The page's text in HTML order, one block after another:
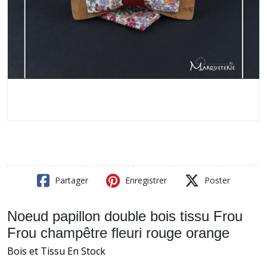
Partager Enregistrer Poster
Noeud papillon double bois tissu Frou
Frou champêtre fleuri rouge orange
Bois et Tissu En Stock